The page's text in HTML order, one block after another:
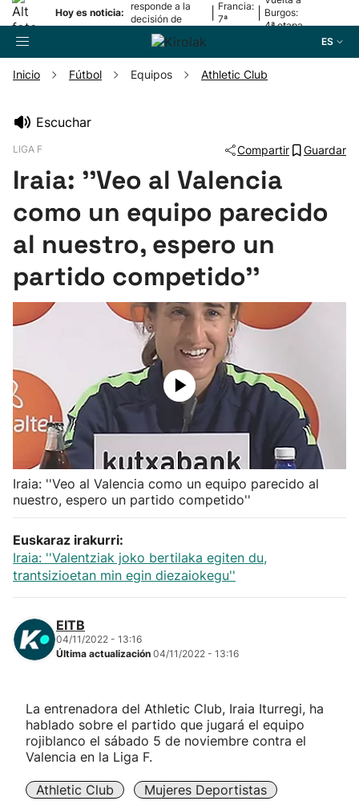
Hoy es noticia:
responde a la
decisión de
Oriamendi
Francia:
7ª
Burgos:
4ª etapa
ES
Pelota
Remo
Baloncesto
Herri-kirolak
Balonmano
Kirolak 360
Atletismo
Carreras de montaña
"Helmuga"
Inicio Fútbol Equipos Athletic Club
Escuchar
LIGA F Compartir Guardar
Iraia: ''Veo al Valencia
como un equipo parecido
al nuestro, espero un
partido competido''
Iraia: ''Veo al Valencia como un equipo parecido al
nuestro, espero un partido competido''
Euskaraz irakurri:
Iraia: ''Valentziak joko bertilaka egiten du,
trantsizioetan min egin diezaiokegu''
EITB
04/11/2022 - 13:16
Última actualización 04/11/2022 - 13:16
La entrenadora del Athletic Club, Iraia Iturregi, ha
hablado sobre el partido que jugará el equipo
rojiblanco el sábado 5 de noviembre contra el
Valencia en la Liga F.
Athletic Club Mujeres Deportistas